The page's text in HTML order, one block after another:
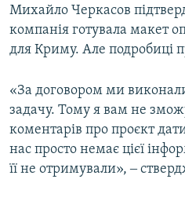
Михайло Черкасов
компанія готувала макет
для Криму. Але подробиці
«За договором ми
задачу. Тому я вам не
коментарів про проєкт
нас просто немає цієї
її не отримували», ‒